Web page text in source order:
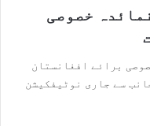
خصوصی
برائے افغانستان
سے جاری نوٹیفکیشن